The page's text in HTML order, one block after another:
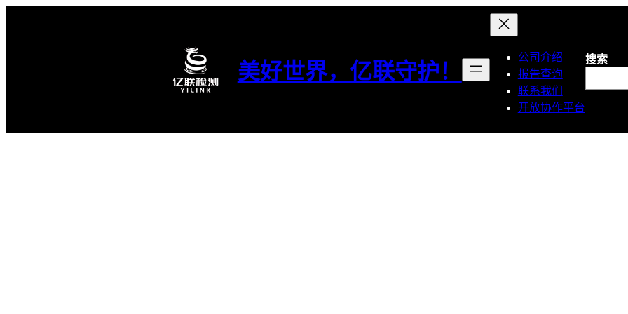
美好世界，亿联守护！
公司介绍
报告查询
联系我们
开放协作平台
搜索